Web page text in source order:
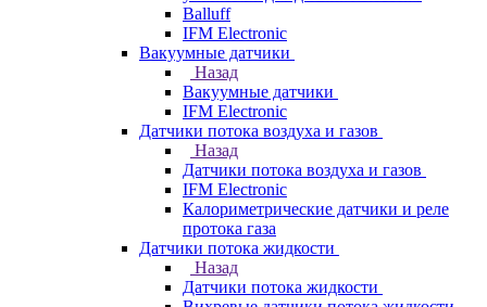
Balluff
IFM Electronic
Вакуумные датчики
Назад
Вакуумные датчики
IFM Electronic
Датчики потока воздуха и газов
Назад
Датчики потока воздуха и газов
IFM Electronic
Калориметрические датчики и реле
протока газа
Датчики потока жидкости
Назад
Датчики потока жидкости